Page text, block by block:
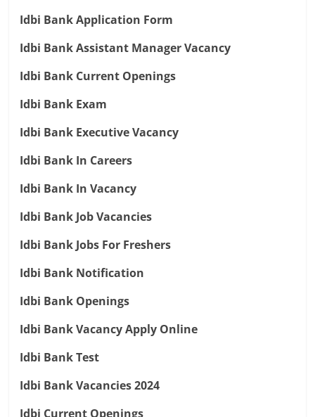
Idbi Bank Application Form
Idbi Bank Assistant Manager Vacancy
Idbi Bank Current Openings
Idbi Bank Exam
Idbi Bank Executive Vacancy
Idbi Bank In Careers
Idbi Bank In Vacancy
Idbi Bank Job Vacancies
Idbi Bank Jobs For Freshers
Idbi Bank Notification
Idbi Bank Openings
Idbi Bank Vacancy Apply Online
Idbi Bank Test
Idbi Bank Vacancies 2024
Idbi Current Openings